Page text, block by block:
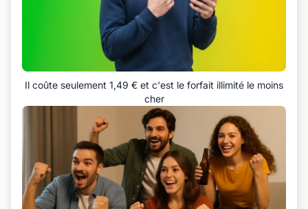
Il coûte seulement 1,49 € et c'est le forfait illimité le moins
cher